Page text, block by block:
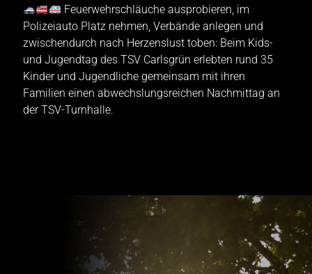
Feuerwehrschläuche ausprobieren, im
Polizeiauto Platz nehmen, Verbände anlegen und
zwischendurch nach Herzenslust toben: Beim Kids-
und Jugendtag des TSV Carlsgrün erlebten rund 35
Kinder und Jugendliche gemeinsam mit ihren
Familien einen abwechslungsreichen Nachmittag an
der TSV-Turnhalle.